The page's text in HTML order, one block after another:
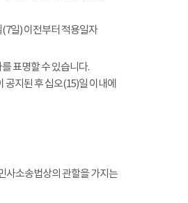
일) 이전부터 적용일자
표명할 수 있습니다.
지된 후 십오(15)일 이내에
사소송법상의 관할을 가지는